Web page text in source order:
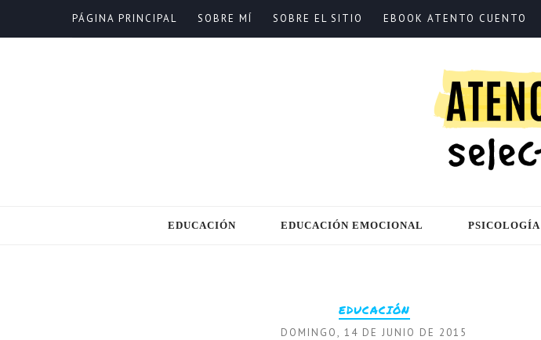
PÁGINA PRINCIPAL SOBRE MÍ SOBRE EL SITIO EBOOK ATENTO CUENTO
EDUCACIÓN EDUCACIÓN EMOCIONAL PSICOLOGÍA
EDUCACIÓN
DOMINGO, 14 DE JUNIO DE 2015